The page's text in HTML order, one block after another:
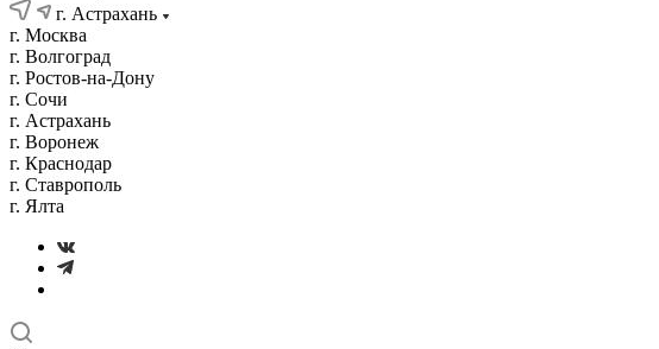
г. Астрахань
г. Москва
г. Волгоград
г. Ростов-на-Дону
г. Сочи
г. Астрахань
г. Воронеж
г. Краснодар
г. Ставрополь
г. Ялта